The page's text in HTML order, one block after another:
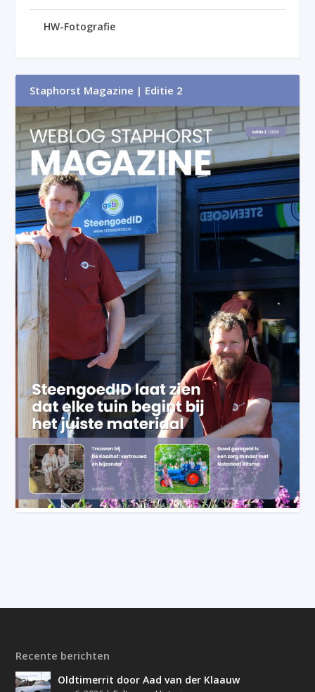
HW-Fotografie
Staphorst Magazine | Editie 2
Recente berichten
Oldtimerrit door Aad van der Klaauw